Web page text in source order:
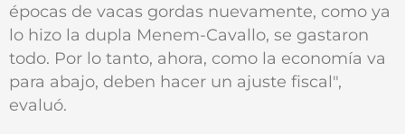
épocas de vacas gordas nuevamente, como ya
lo hizo la dupla Menem-Cavallo, se gastaron
todo. Por lo tanto, ahora, como la economía va
para abajo, deben hacer un ajuste fiscal",
evaluó.